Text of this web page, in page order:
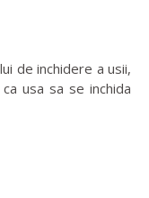
de inchidere a usii,
usa sa se inchida